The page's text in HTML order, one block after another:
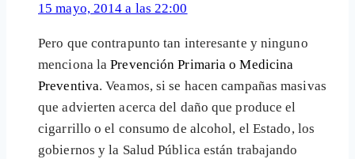
15 mayo, 2014 a las 22:00
Pero que contrapunto tan interesante y ninguno
menciona laPrevención Primaria o Medicina
Preventiva. Veamos, si se hacen campañas masivas
que advierten acerca del daño que produce el
cigarrillo o el consumo de alcohol, el Estado, los
gobiernos y la Salud Pública están trabajando